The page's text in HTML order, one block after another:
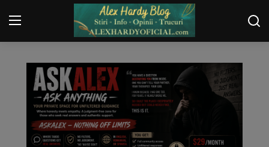
Login Register
Contact
ARHIVA SOCIAL MEDIA